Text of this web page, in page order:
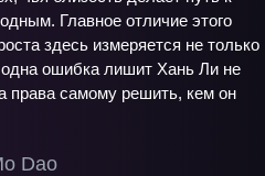
Dao
Главное отличие этого
здесь измеряется не только
ошибка лишит Хань Ли не
права самому решить, кем он